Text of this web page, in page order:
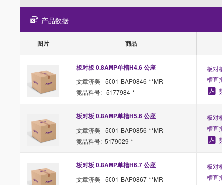
产品数据
图片 商品
板对板 0.8AMP单槽H4.6 公座
文章济美 - 5001-BAP0846-**MR
竞品料号: 5177984-*
板对
槽直
板对板 0.8AMP单槽H5.6 公座
文章济美 - 5001-BAP0856-**MR
竞品料号: 5179029-*
板对
槽直
板对板 0.8AMP单槽H6.7 公座
文章济美 - 5001-BAP0867-**MR
板对
槽直